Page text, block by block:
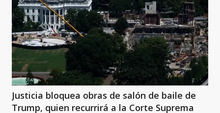
Justicia bloquea obras de salón de baile de
Trump, quien recurrirá a la Corte Suprema